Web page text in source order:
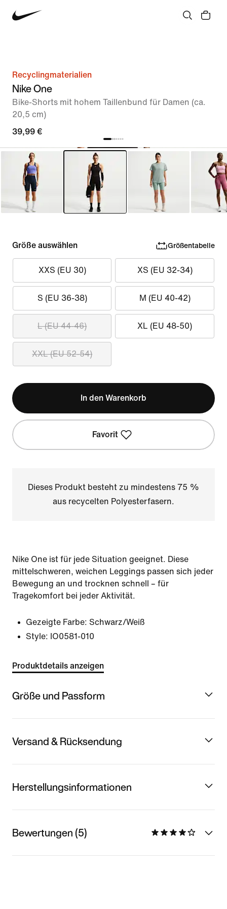
Recyclingmaterialien
Nike One
Bike-Shorts mit hohem Taillenbund für Damen (ca.
20,5 cm)
39,99 €
Größe auswählen Größentabelle
XXS (EU 30) XS (EU 32-34)
S (EU 36-38) M (EU 40-42)
L (EU 44-46) XL (EU 48-50)
XXL (EU 52-54)
In den Warenkorb
Favorit
Dieses Produkt besteht zu mindestens 75 %
aus recycelten Polyesterfasern.
Nike One ist für jede Situation geeignet. Diese
mittelschweren, weichen Leggings passen sich jeder
Bewegung an und trocknen schnell – für
Tragekomfort bei jeder Aktivität.
Gezeigte Farbe: Schwarz/Weiß
Style: IO0581-010
Produktdetails anzeigen
Größe und Passform
Versand & Rücksendung
Herstellungsinformationen
Bewertungen (5)